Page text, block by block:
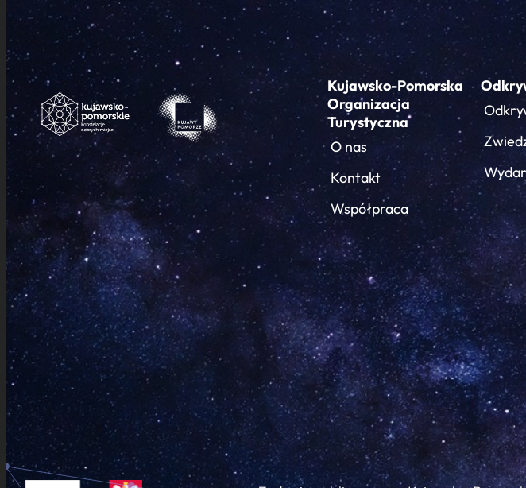
Kujawsko-Pomorska
Organizacja
Turystyczna
O nas
Kontakt
Współpraca